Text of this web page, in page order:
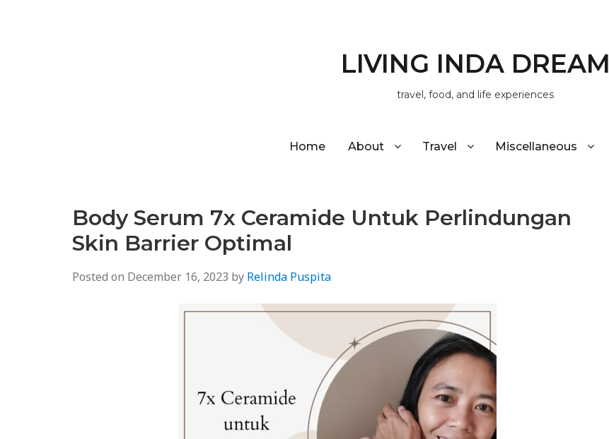
LIVING INDA DREAM
travel, food, and life experiences
Home About Travel Miscellaneous
Body Serum 7x Ceramide Untuk Perlindungan
Skin Barrier Optimal
Posted on December 16, 2023 by Relinda Puspita